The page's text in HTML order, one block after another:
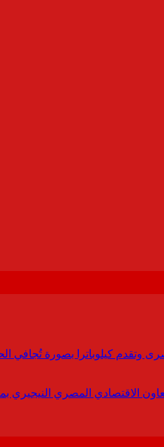
كيلوباترا بصورة تُجافي
الاقتصادي المصري النيجيري